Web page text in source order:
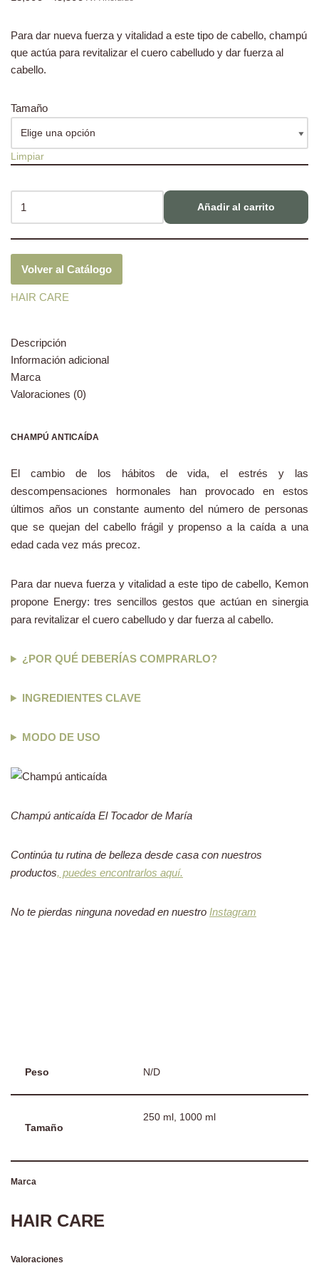
Para dar nueva fuerza y vitalidad a este tipo de cabello, champú
que actúa para revitalizar el cuero cabelludo y dar fuerza al
cabello.
Tamaño
Limpiar
Añadir al carrito
Volver al Catálogo
HAIR CARE
Descripción
Información adicional
Marca
Valoraciones (0)
CHAMPÚ ANTICAÍDA
El cambio de los hábitos de vida, el estrés y las
descompensaciones hormonales han provocado en estos
últimos años un constante aumento del número de personas
que se quejan del cabello frágil y propenso a la caída a una
edad cada vez más precoz.
Para dar nueva fuerza y vitalidad a este tipo de cabello, Kemon
propone Energy: tres sencillos gestos que actúan en sinergia
para revitalizar el cuero cabelludo y dar fuerza al cabello.
¿POR QUÉ DEBERÍAS COMPRARLO?
INGREDIENTES CLAVE
MODO DE USO
Champú anticaída El Tocador de María
Continúa tu rutina de belleza desde casa con nuestros
productos, puedes encontrarlos aquí.
No te pierdas ninguna novedad en nuestro Instagram
Peso N/D
Tamaño
250 ml, 1000 ml
Marca
HAIR CARE
Valoraciones